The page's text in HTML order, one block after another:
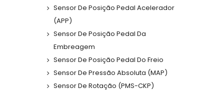
Sensor De Posição Pedal Acelerador
(APP)
Sensor De Posição Pedal Da
Embreagem
Sensor De Posição Pedal Do Freio
Sensor De Pressão Absoluta (MAP)
Sensor De Rotação (PMS-CKP)